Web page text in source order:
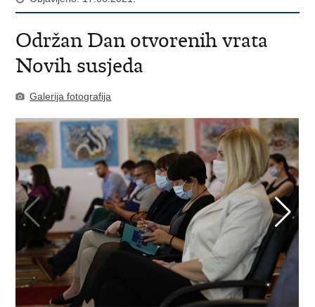
Održan Dan otvorenih vrata
Novih susjeda
Galerija fotografija